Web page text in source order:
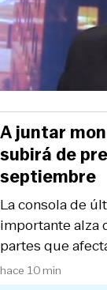
hace 10 min
La consola de
importante alza
partes que
A juntar
subirá de
septiembre